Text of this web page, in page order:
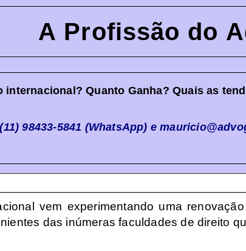
A Profissão do
internacional? Quanto Ganha? Quais as
98433-5841 (WhatsApp) e
vem experimentando uma
das inúmeras faculdades de direito